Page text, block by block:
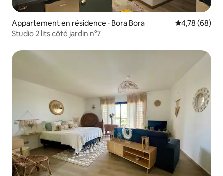
Appartement en résidence ⋅ Bora Bora Évaluation
4,78 (68)
Studio 2 lits côté jardin n°7